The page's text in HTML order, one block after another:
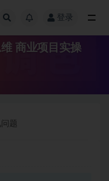
登录
商业项目实操
题